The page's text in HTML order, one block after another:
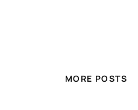
MORE POSTS